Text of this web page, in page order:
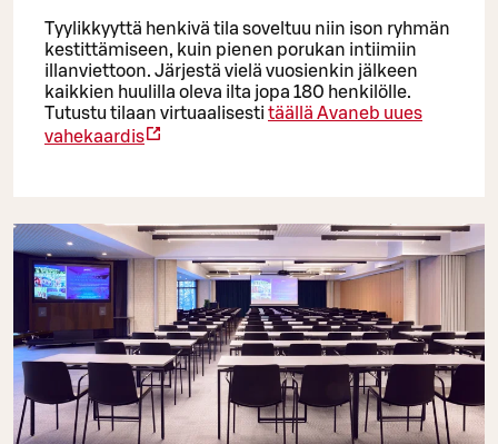
Tyylikkyyttä henkivä tila soveltuu niin ison ryhmän
kestittämiseen, kuin pienen porukan intiimiin
illanviettoon. Järjestä vielä vuosienkin jälkeen
kaikkien huulilla oleva ilta jopa 180 henkilölle.
Tutustu tilaan virtuaalisesti täällä Avaneb uues
vahekaardis